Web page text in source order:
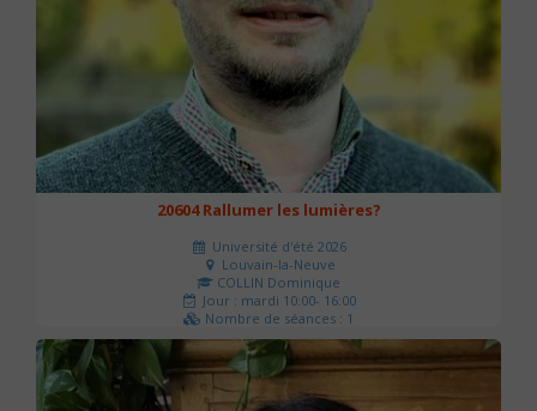
20604 Rallumer les lumières?
Université d'été 2026
Louvain-la-Neuve
COLLIN Dominique
Jour : mardi 10:00- 16:00
Nombre de séances : 1
60 €